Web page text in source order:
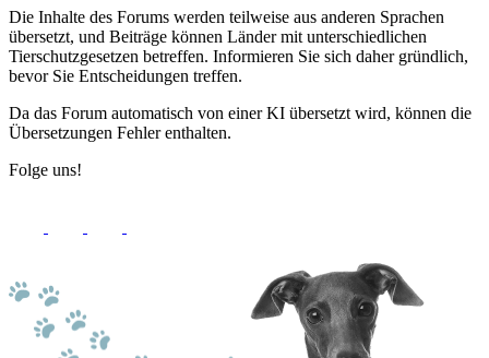
Die Inhalte des Forums werden teilweise aus anderen Sprachen
übersetzt, und Beiträge können Länder mit unterschiedlichen
Tierschutzgesetzen betreffen. Informieren Sie sich daher gründlich,
bevor Sie Entscheidungen treffen.
Da das Forum automatisch von einer KI übersetzt wird, können die
Übersetzungen Fehler enthalten.
Folge uns!